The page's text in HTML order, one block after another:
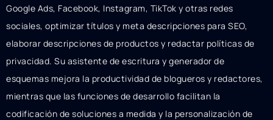
Google Ads, Facebook, Instagram, TikTok y otras redes
sociales, optimizar títulos y meta descripciones para SEO,
elaborar descripciones de productos y redactar políticas de
privacidad. Su asistente de escritura y generador de
esquemas mejora la productividad de blogueros y redactores,
mientras que las funciones de desarrollo facilitan la
codificación de soluciones a medida y la personalización de